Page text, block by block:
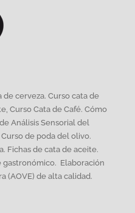
de cerveza. Curso cata de
Curso Cata de Café. Cómo
Análisis Sensorial del
de poda del olivo.
Fichas de cata de aceite.
gastronómico. Elaboración
(AOVE) de alta calidad.